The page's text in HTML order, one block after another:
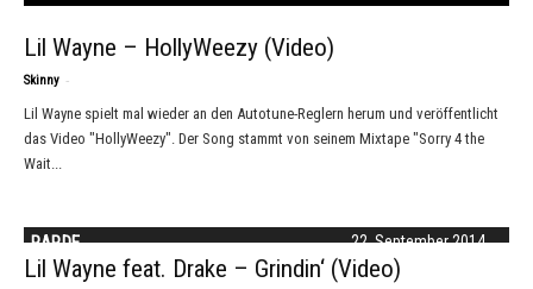
Lil Wayne – HollyWeezy (Video)
Skinny -
Lil Wayne spielt mal wieder an den Autotune-Reglern herum und veröffentlicht
das Video "HollyWeezy". Der Song stammt von seinem Mixtape "Sorry 4 the
Wait...
22. September 2014
RAP.DE
Lil Wayne feat. Drake – Grindin‘ (Video)